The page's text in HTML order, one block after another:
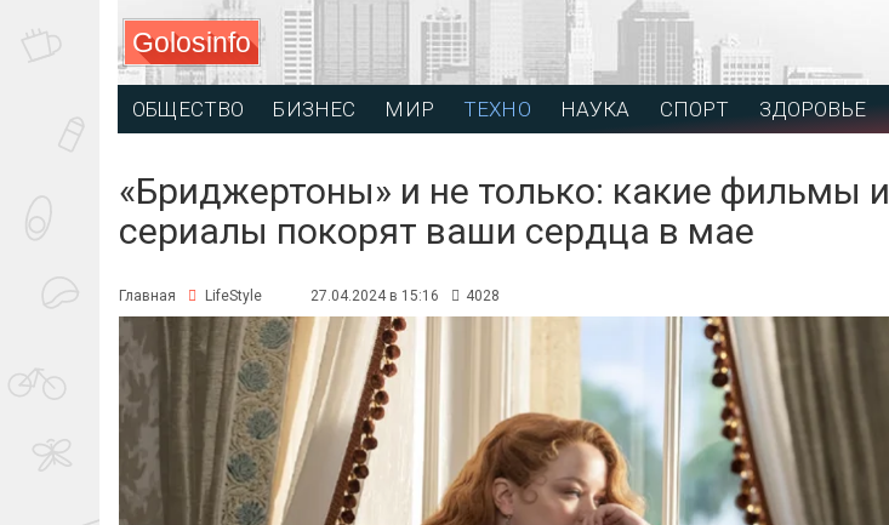
Golosinfo
ОБЩЕСТВО БИЗНЕС МИР ТЕХНО НАУКА СПОРТ ЗДОРОВЬЕ
«Бриджертоны» и не только: какие фильмы и
сериалы покорят ваши сердца в мае
Главная LifeStyle 27.04.2024 в 15:16 4028